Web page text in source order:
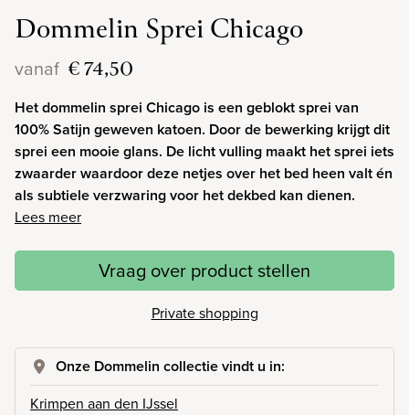
Dommelin Sprei Chicago
vanaf € 74,50
Het dommelin sprei Chicago is een geblokt sprei van
100% Satijn geweven katoen. Door de bewerking krijgt dit
sprei een mooie glans. De licht vulling maakt het sprei iets
zwaarder waardoor deze netjes over het bed heen valt én
als subtiele verzwaring voor het dekbed kan dienen.
Lees meer
Vraag over product stellen
Private shopping
Onze Dommelin collectie vindt u in:
Krimpen aan den IJssel